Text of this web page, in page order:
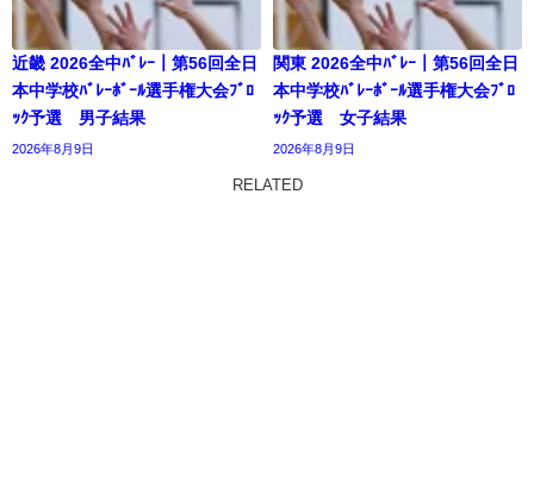
近畿 2026全中ﾊﾞﾚｰ｜第56回全日
本中学校ﾊﾞﾚｰﾎﾞｰﾙ選手権大会ﾌﾞﾛ
ｯｸ予選 男子結果
2026年8月9日
関東 2026全中ﾊﾞﾚｰ｜第56回全日
本中学校ﾊﾞﾚｰﾎﾞｰﾙ選手権大会ﾌﾞﾛ
ｯｸ予選 女子結果
2026年8月9日
RELATED